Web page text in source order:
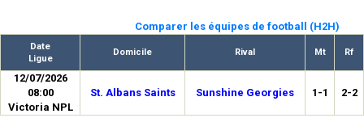
Comparer les équipes de football (H2H)
Date
Ligue
Domicile Rival Mt Rf
12/07/2026
05:00
Victoria NPL
St. Albans Saints Sunshine Georgies 1-1 2-2